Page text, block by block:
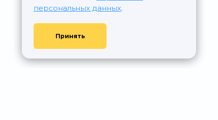
персональных данных.
Принять